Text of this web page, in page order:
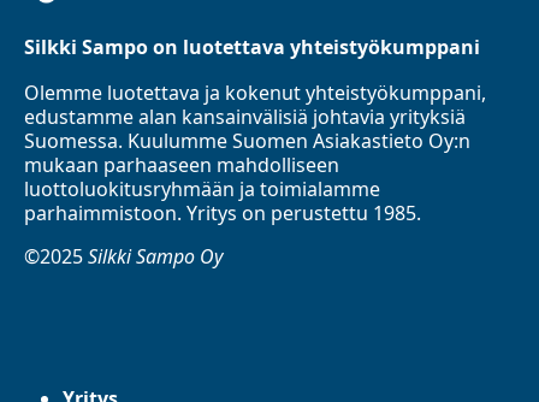
Silkki Sampo on luotettava yhteistyökumppani
Olemme luotettava ja kokenut yhteistyökumppani,
edustamme alan kansainvälisiä johtavia yrityksiä
Suomessa. Kuulumme Suomen Asiakastieto Oy:n
mukaan parhaaseen mahdolliseen
luottoluokitusryhmään ja toimialamme
parhaimmistoon. Yritys on perustettu 1985.
©2025Silkki Sampo Oy